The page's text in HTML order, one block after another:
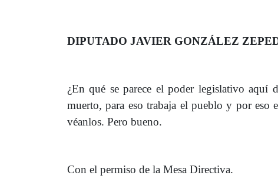
DIPUTADO JAVIER GONZÁLEZ
¿En qué se parece el poder legislativo aquí
muerto, para eso trabaja el pueblo y por eso
véanlos. Pero bueno.
Con el permiso de la Mesa Directiva.